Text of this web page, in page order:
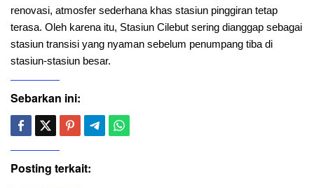
renovasi, atmosfer sederhana khas stasiun pinggiran tetap
terasa. Oleh karena itu, Stasiun Cilebut sering dianggap sebagai
stasiun transisi yang nyaman sebelum penumpang tiba di
stasiun-stasiun besar.
Sebarkan ini:
Posting terkait: